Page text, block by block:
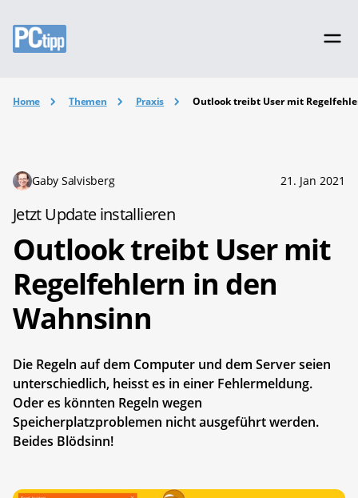
Home Themen Praxis Outlook treibt User mit
Gaby Salvisberg 21. Jan 2021
Jetzt Update installieren
Outlook treibt User mit
Regelfehlern in den
Wahnsinn
Die Regeln auf dem Computer und dem Server seien
unterschiedlich, heisst es in einer Fehlermeldung.
Oder es könnten Regeln wegen
Speicherplatzproblemen nicht ausgeführt werden.
Beides Blödsinn!